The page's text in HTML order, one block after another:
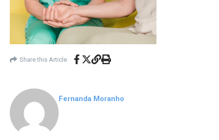
Share this Article
Fernanda Moranho